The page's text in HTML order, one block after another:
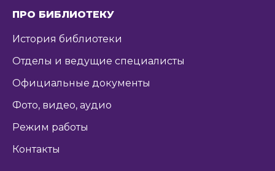
ПРО БИБЛИОТЕКУ
История библиотеки
Отделы и ведущие специалисты
Официальные документы
Фото, видео, аудио
Режим работы
Контакты